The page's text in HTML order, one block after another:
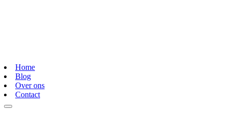
Home
Blog
Over ons
Contact